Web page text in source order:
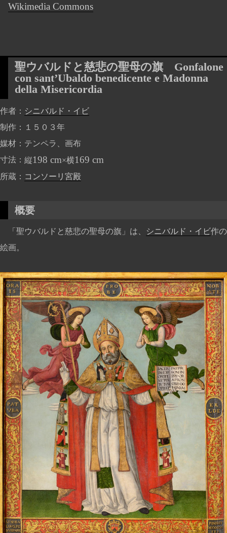
Wikimedia Commons
聖ウバルドと慈悲の聖母の旗 Gonfalone
con sant’Ubaldo benedicente e Madonna
della Misericordia
作者
シニバルド・イビ
制作
１５０３年
媒材
テンペラ、画布
寸法
縦198 cm×横169 cm
所蔵 コンソーリ宮殿
概要
「聖ウバルドと慈悲の聖母の旗」は、 シニバルド・イビ作の
絵画。